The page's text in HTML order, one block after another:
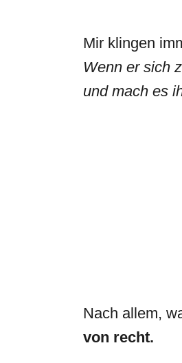
Mir klingen
Wenn er sich
und mach es
Nach allem,
von recht.